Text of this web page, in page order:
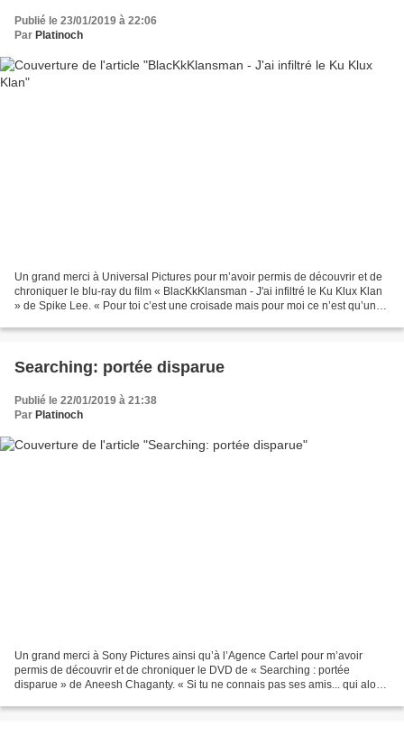
Publié le 23/01/2019 à 22:06
Par Platinoch
Un grand merci à Universal Pictures pour m’avoir permis de découvrir et de
chroniquer le blu-ray du film « BlacKkKlansman - J'ai infiltré le Ku Klux Klan
» de Spike Lee. « Pour toi c’est une croisade mais pour moi ce n’est qu’un
Searching: portée disparue
Publié le 22/01/2019 à 21:38
Par Platinoch
Un grand merci à Sony Pictures ainsi qu’à l’Agence Cartel pour m’avoir
permis de découvrir et de chroniquer le DVD de « Searching : portée
disparue » de Aneesh Chaganty. « Si tu ne connais pas ses amis... qui alors